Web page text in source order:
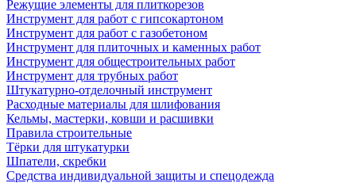
Режущие элементы для плиткорезов
Инструмент для работ с гипсокартоном
Инструмент для работ с газобетоном
Инструмент для плиточных и каменных работ
Инструмент для общестроительных работ
Инструмент для трубных работ
Штукатурно-отделочный инструмент
Расходные материалы для шлифования
Кельмы, мастерки, ковши и расшивки
Правила строительные
Тёрки для штукатурки
Шпатели, скребки
Средства индивидуальной защиты и спецодежда